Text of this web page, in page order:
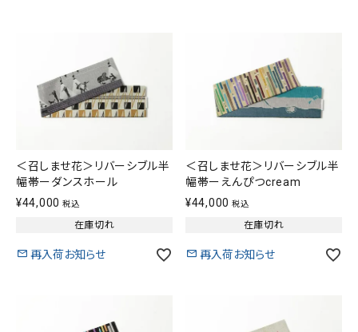
＜召しませ花＞リバーシブル半
幅帯ーダンスホール
¥44,000 税込
在庫切れ
再入荷お知らせ
＜召しませ花＞リバーシブル半
幅帯ーえんぴつcream
¥44,000 税込
在庫切れ
再入荷お知らせ